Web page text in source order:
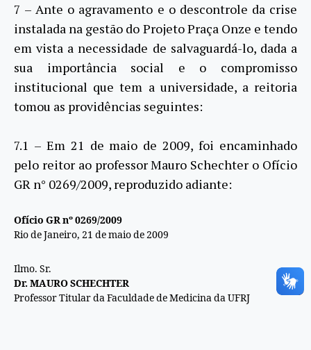
7 – Ante o agravamento e o descontrole da crise
instalada na gestão do Projeto Praça Onze e tendo
em vista a necessidade de salvaguardá-lo, dada a
sua importância social e o compromisso
institucional que tem a universidade, a reitoria
tomou as providências seguintes:
7.1 – Em 21 de maio de 2009, foi encaminhado
pelo reitor ao professor Mauro Schechter o Ofício
GR n° 0269/2009, reproduzido adiante:
Ofício GR nº 0269/2009
Rio de Janeiro, 21 de maio de 2009
Ilmo. Sr.
Dr. MAURO SCHECHTER
Professor Titular da Faculdade de Medicina da UFRJ